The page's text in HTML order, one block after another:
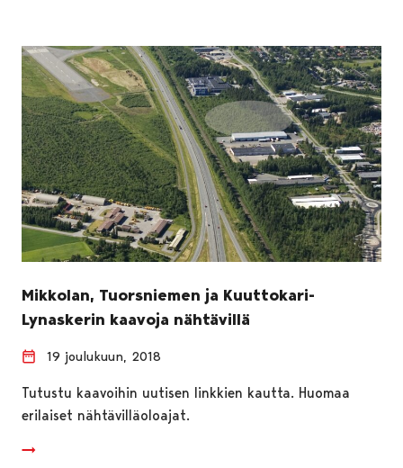
Mikkolan, Tuorsniemen ja Kuuttokari-
Lynaskerin kaavoja nähtävillä
19 joulukuun, 2018
Tutustu kaavoihin uutisen linkkien kautta. Huomaa
erilaiset nähtävilläoloajat.